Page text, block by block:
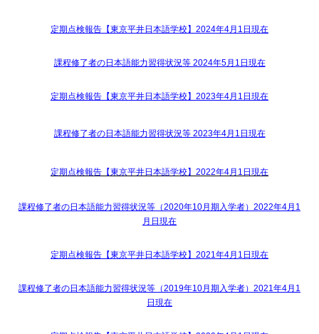
定期点検報告【東京平井日本語学校】2024年4月1日現在
課程修了者の日本語能力習得状況等 2024年5月1日現在
定期点検報告【東京平井日本語学校】2023年4月1日現在
課程修了者の日本語能力習得状況等 2023年4月1日現在
定期点検報告【東京平井日本語学校】2022年4月1日現在
課程修了者の日本語能力習得状況等（2020年10月期入学者）2022年4月1
月日現在
定期点検報告【東京平井日本語学校】2021年4月1日現在
課程修了者の日本語能力習得状況等（2019年10月期入学者）2021年4月1
日現在